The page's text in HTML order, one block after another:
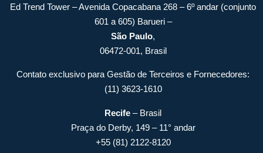
Ed Trend Tower – Avenida Copacabana 268 – 6º andar (conjunto
601 a 605) Barueri –
São Paulo,
06472-001, Brasil
Contato exclusivo para Gestão de Terceiros e Fornecedores:
(11) 3623-1610
Recife – Brasil
Praça do Derby, 149 – 11° andar
+55 (81) 2122-8120